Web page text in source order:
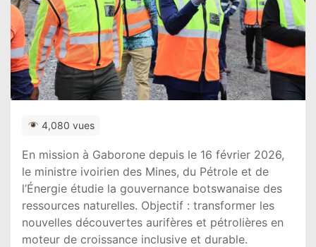
4,080 vues
En mission à Gaborone depuis le 16 février 2026,
le ministre ivoirien des Mines, du Pétrole et de
l’Énergie étudie la gouvernance botswanaise des
ressources naturelles. Objectif : transformer les
nouvelles découvertes aurifères et pétrolières en
moteur de croissance inclusive et durable.